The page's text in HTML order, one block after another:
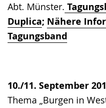
Abt. Münster.
Duplica; Nähere
Tagungsband
10./11. September
Thema „Burgen in